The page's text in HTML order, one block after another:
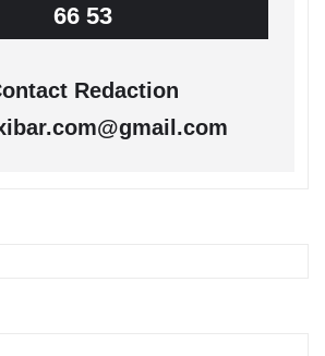
66 53
Redaction